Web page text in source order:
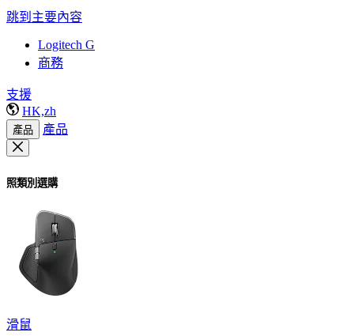
跳到主要內容
Logitech G
商務
支援
HK,zh
產品 產品
照類別選購
滑鼠